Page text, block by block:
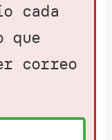
cada
que
correo